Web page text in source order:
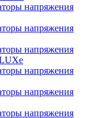
напряжения
напряжения
напряжения
напряжения
напряжения
напряжения